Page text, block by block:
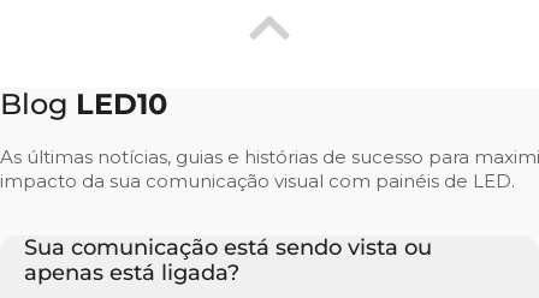
Blog LED10
As últimas notícias, guias e histórias de sucesso para
impacto da sua comunicação visual com painéis de LED.
Sua comunicação está sendo vista ou
apenas está ligada?